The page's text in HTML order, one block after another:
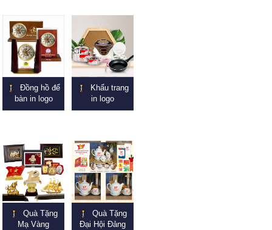
Đồng hồ để
bàn in logo
Khẩu trang
in logo
Quà Tặng
Mạ Vàng
Quà Tặng
Đại Hội Đảng